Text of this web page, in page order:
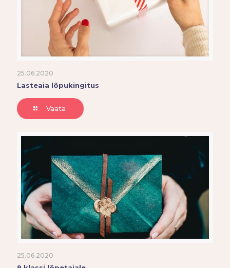
25.06.2020
Lasteaia lõpukingitus
Vaata
25.06.2020